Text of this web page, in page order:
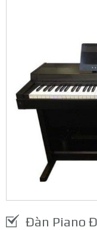
Đàn Piano